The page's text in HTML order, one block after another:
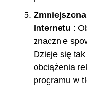
Internetu :
znacznie
Dzieje się
obciążenia
programu w